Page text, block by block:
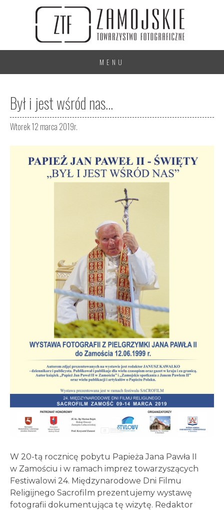
MENU
Był i jest wśród nas...
Wtorek 12 marca 2019r.
W 20-tą rocznicę pobytu Papieża Jana Pawła II
w Zamościu i w ramach imprez towarzyszących
Festiwalowi 24. Międzynarodowe Dni Filmu
Religijnego Sacrofilm prezentujemy wystawę
fotografii dokumentująca tę wizytę. Redaktor